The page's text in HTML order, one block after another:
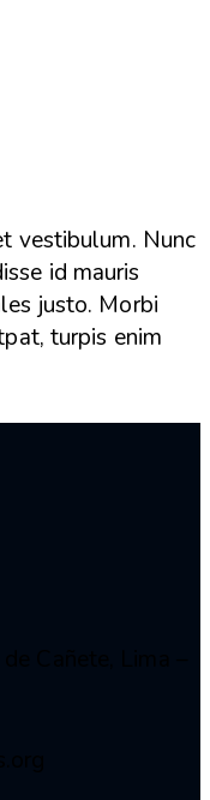
vestibulum. Nunc
id mauris
justo. Morbi
turpis enim